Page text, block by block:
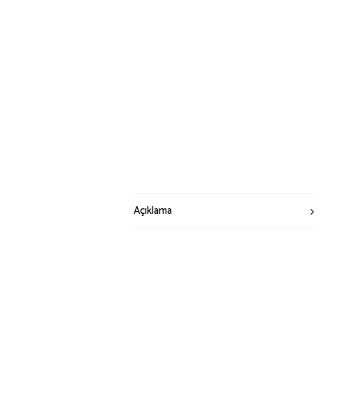
Açıklama